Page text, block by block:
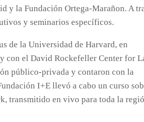
y la Fundación Ortega-Marañon. A
y seminarios específicos.
de la Universidad de Harvard, en
con el David Rockefeller Center for
público-privada y contaron con la
I+E llevó a cabo un curso
transmitido en vivo para toda la